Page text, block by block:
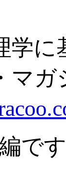
学に
マガ
で